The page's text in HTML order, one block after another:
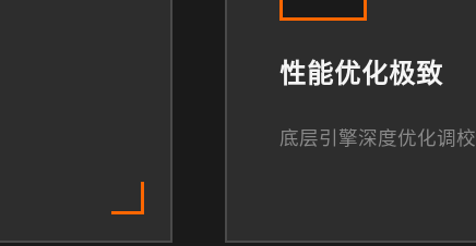
性能优化极致
底层引擎深度优化调校